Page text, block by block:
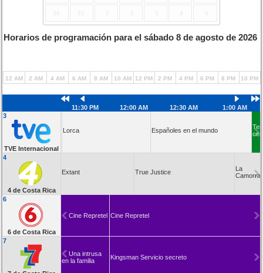
Horarios de programación para el sábado 8 de agosto de 2026
12 AM 2 AM 4 AM 6 AM 8 AM 10 AM 12 PM 2 PM 4 PM 6 PM 8 PM 10 PM
11:30 PM 12:00 AM 12:30 AM
1:00 AM
3
TVE Internacional
Lorca
Lorca Españoles en el mundo
4
4 de Costa Rica
Extant True Justice
La
Camorra
6
6 de Costa Rica
Cine Repretel Cine Repretel
7
Una intrusa
en la familia
Kingsman Servicio secreto